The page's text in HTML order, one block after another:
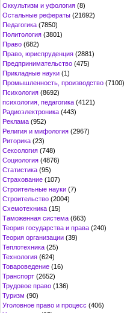
Оккультизм и уфология (8)
Остальные рефераты (21692)
Педагогика (7850)
Политология (3801)
Право (682)
Право, юриспруденция (2881)
Предпринимательство (475)
Прикладные науки (1)
Промышленность, производство (7100)
Психология (8692)
психология, педагогика (4121)
Радиоэлектроника (443)
Реклама (952)
Религия и мифология (2967)
Риторика (23)
Сексология (748)
Социология (4876)
Статистика (95)
Страхование (107)
Строительные науки (7)
Строительство (2004)
Схемотехника (15)
Таможенная система (663)
Теория государства и права (240)
Теория организации (39)
Теплотехника (25)
Технология (624)
Товароведение (16)
Транспорт (2652)
Трудовое право (136)
Туризм (90)
Уголовное право и процесс (406)